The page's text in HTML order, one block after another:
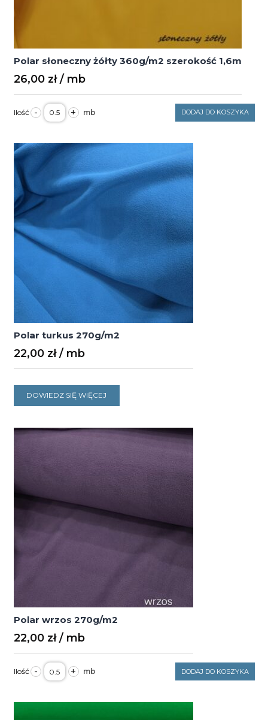
Polar słoneczny żółty 360g/m2 szerokość 1,6m
26,00 zł
- ilość
Polar
słoneczny
360g/m2
szerokość
1,6m
+ DODAJ DO KOSZYKA
Polar turkus 270g/m2
22,00 zł
DOWIEDZ SIĘ WIĘCEJ
Polar wrzos 270g/m2
22,00 zł
- ilość
Polar
wrzos
+ DODAJ DO KOSZYKA